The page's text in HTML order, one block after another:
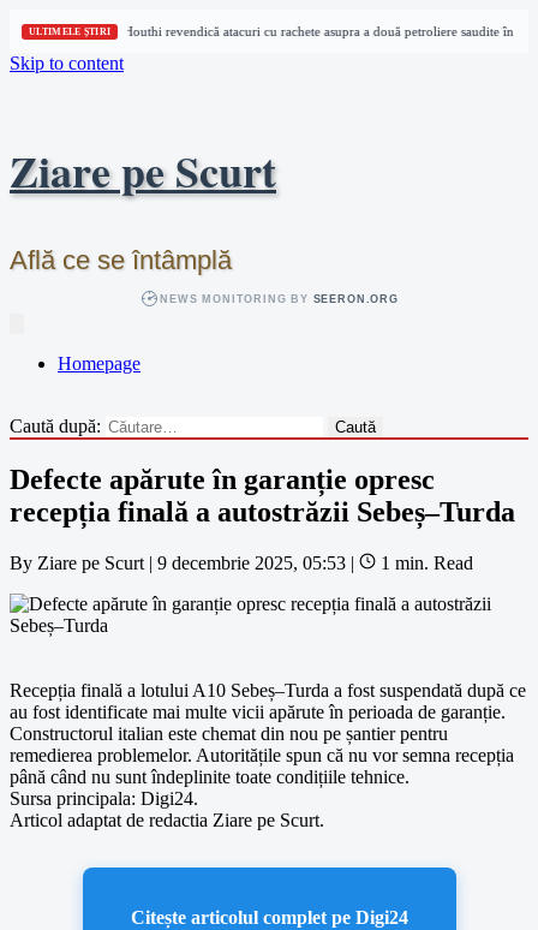
ULTIMELE ȘTIRI Houthi revendică atacuri cu rachete asupra a două petroliere saudite în
Skip to content
Ziare pe Scurt
Află ce se întâmplă
NEWS MONITORING BY SEERON.ORG
Homepage
Caută după:
Defecte apărute în garanție opresc
recepția finală a autostrăzii Sebeș–Turda
By Ziare pe Scurt | 9 decembrie 2025, 05:53 | 1 min. Read
Recepția finală a lotului A10 Sebeș–Turda a fost suspendată după ce
au fost identificate mai multe vicii apărute în perioada de garanție.
Constructorul italian este chemat din nou pe șantier pentru
remedierea problemelor. Autoritățile spun că nu vor semna recepția
până când nu sunt îndeplinite toate condițiile tehnice.
Sursa principala: Digi24.
Articol adaptat de redactia Ziare pe Scurt.
Citește articolul complet pe Digi24